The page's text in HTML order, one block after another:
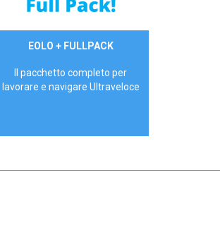
34,90 €/meseEOLO + FULLPACK
Il pacchetto completo per
lavorare e navigare Ultraveloce